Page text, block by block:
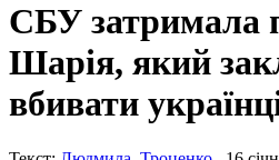
СБУ затримала
Шарія, який
вбивати